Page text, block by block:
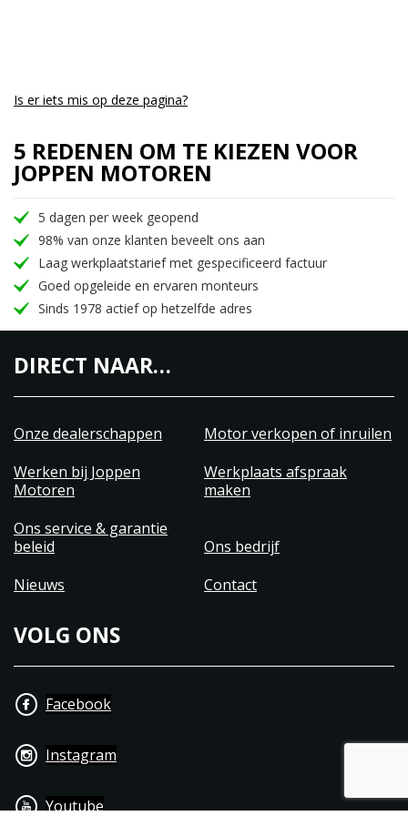
Is er iets mis op deze pagina?
5 REDENEN OM TE KIEZEN VOOR
JOPPEN MOTOREN
5 dagen per week geopend
98% van onze klanten beveelt ons aan
Laag werkplaatstarief met gespecificeerd factuur
Goed opgeleide en ervaren monteurs
Sinds 1978 actief op hetzelfde adres
DIRECT NAAR…
Onze dealerschappen
Motor verkopen of inruilen
Werken bij Joppen
Motoren
Werkplaats afspraak
maken
Ons service & garantie
beleid
Ons bedrijf
Nieuws
Contact
VOLG ONS
Facebook
Instagram
Youtube